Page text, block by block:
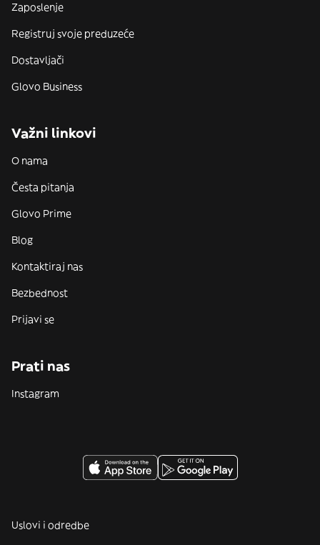
Zaposlenje
Registruj svoje preduzeće
Dostavljači
Glovo Business
Važni linkovi
O nama
Česta pitanja
Glovo Prime
Blog
Kontaktiraj nas
Bezbednost
Prijavi se
Prati nas
Instagram
Uslovi i odredbe